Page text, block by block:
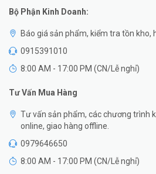
Bộ Phận Kinh Doanh:
Báo giá sản phẩm, kiểm tra tồn kho,
0915391010
8:00 AM - 17:00 PM (CN/Lễ nghỉ)
Tư Vấn Mua Hàng
Tư vấn sản phẩm, các chương trình
online, giao hàng offline.
0979646650
8:00 AM - 17:00 PM (CN/Lễ nghỉ)